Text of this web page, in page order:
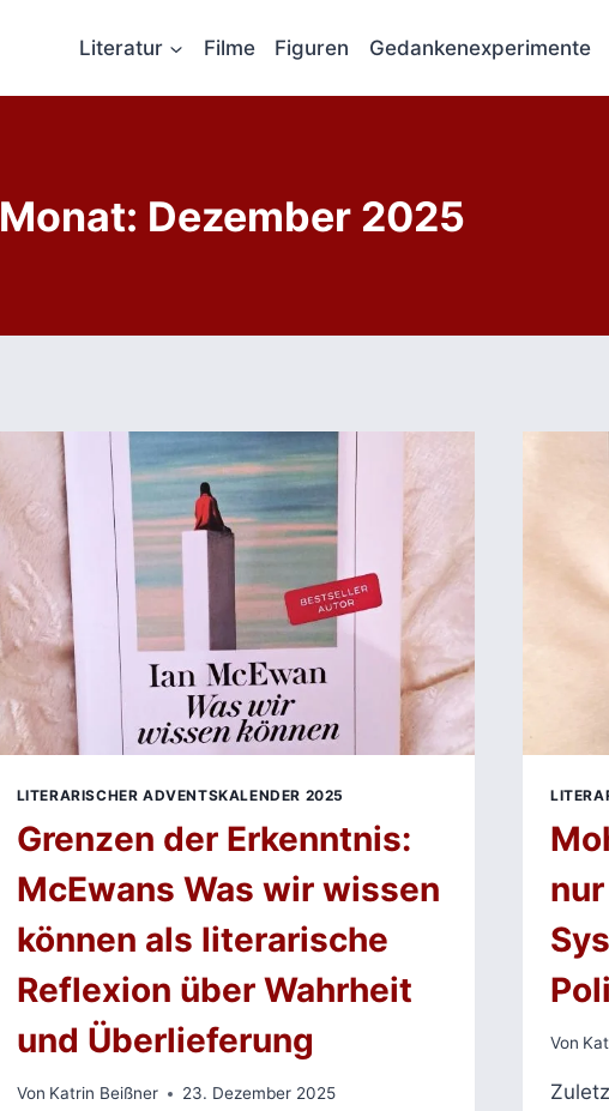
Literatur Filme Figuren Gedankenexperimente
Monat: Dezember 2025
LITERARISCHER ADVENTSKALENDER 2025
Grenzen der Erkenntnis:
McEwans Was wir wissen
können als literarische
Reflexion über Wahrheit
und Überlieferung
Von Katrin Beißner 23. Dezember 2025
Von